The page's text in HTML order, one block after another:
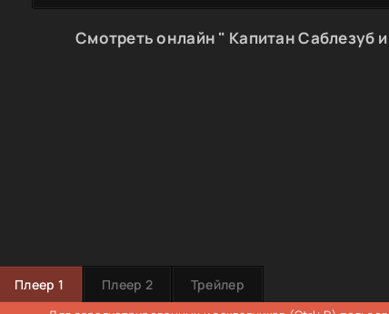
Смотреть онлайн " Капитан Саблезуб
Плеер 1 Плеер 2 Трейлер